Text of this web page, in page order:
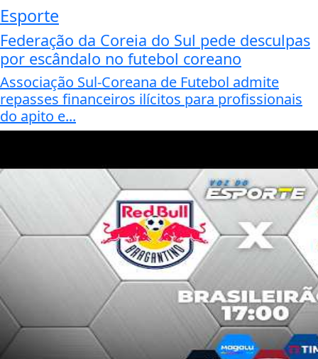
Esporte
Federação da Coreia do Sul pede desculpas
por escândalo no futebol coreano
Associação Sul-Coreana de Futebol admite
repasses financeiros ilícitos para profissionais
do apito e...